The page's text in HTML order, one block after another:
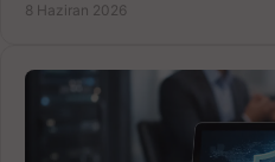
8 Haziran 2026